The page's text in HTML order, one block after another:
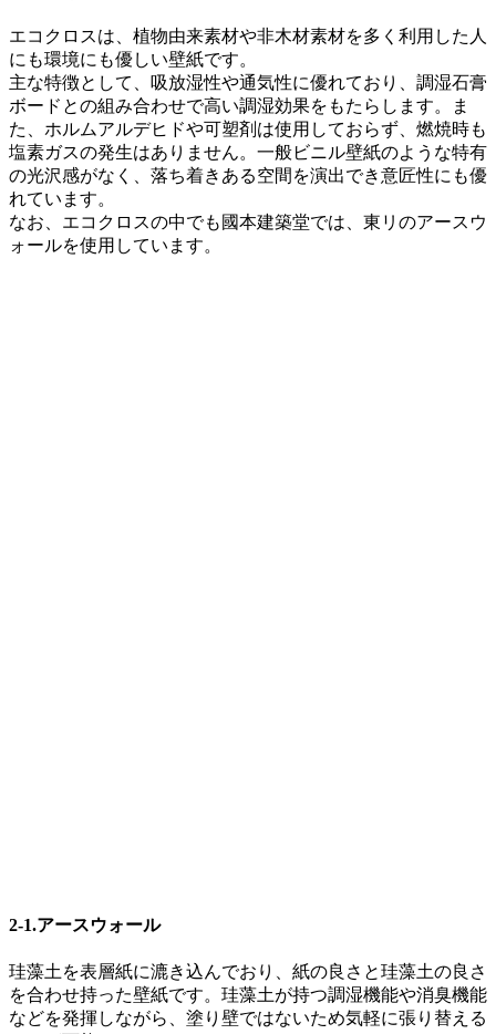
エコクロスは、植物由来素材や非木材素材を多く利用した人
にも環境にも優しい壁紙です。
主な特徴として、吸放湿性や通気性に優れており、調湿石膏
ボードとの組み合わせで高い調湿効果をもたらします。ま
た、ホルムアルデヒドや可塑剤は使用しておらず、燃焼時も
塩素ガスの発生はありません。一般ビニル壁紙のような特有
の光沢感がなく、落ち着きある空間を演出でき意匠性にも優
れています。
なお、エコクロスの中でも國本建築堂では、東リのアースウ
ォールを使用しています。
2-1.アースウォール
珪藻土を表層紙に漉き込んでおり、紙の良さと珪藻土の良さ
を合わせ持った壁紙です。珪藻土が持つ調湿機能や消臭機能
などを発揮しながら、塗り壁ではないため気軽に張り替える